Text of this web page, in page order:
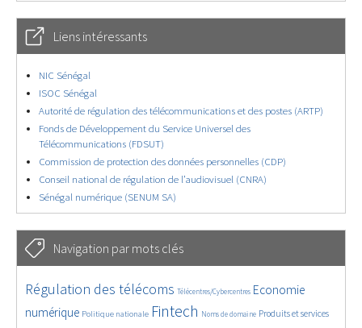
Liens intéressants
NIC Sénégal
ISOC Sénégal
Autorité de régulation des télécommunications et des postes (ARTP)
Fonds de Développement du Service Universel des
Télécommunications (FDSUT)
Commission de protection des données personnelles (CDP)
Conseil national de régulation de l’audiovisuel (CNRA)
Sénégal numérique (SENUM SA)
Navigation par mots clés
4632/5652
Régulation des télécoms
363/5652 Télécentres/Cybercentres
3725/5652
Economie
numérique
1855/5652 Politique nationale
5196/5652 Fintech
669/5652 Noms de domaine
2384/5652 Produits et services
1575/5652